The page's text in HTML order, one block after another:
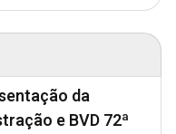
da
e BVD 72ª